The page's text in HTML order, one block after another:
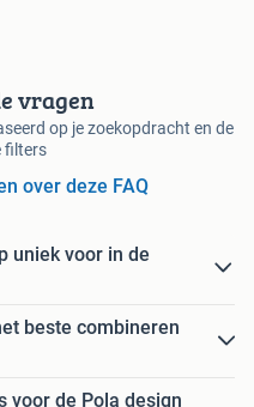
vragen
op je zoekopdracht en de
filters
over deze FAQ
uniek voor in de
beste combineren
voor de Pola design